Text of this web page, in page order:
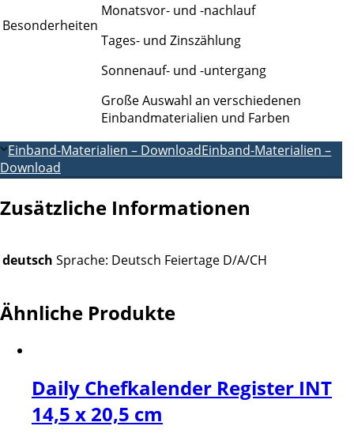
Besonderheiten
Monatsvor- und -nachlauf
Tages- und Zinszählung
Sonnenauf- und -untergang
Große Auswahl an verschiedenen
Einbandmaterialien und Farben
Einband-Materialien – DownloadEinband-Materialien –
Download
Zusätzliche Informationen
deutsch Sprache: Deutsch Feiertage D/A/CH
Ähnliche Produkte
Daily Chefkalender Register INT
14,5 x 20,5 cm